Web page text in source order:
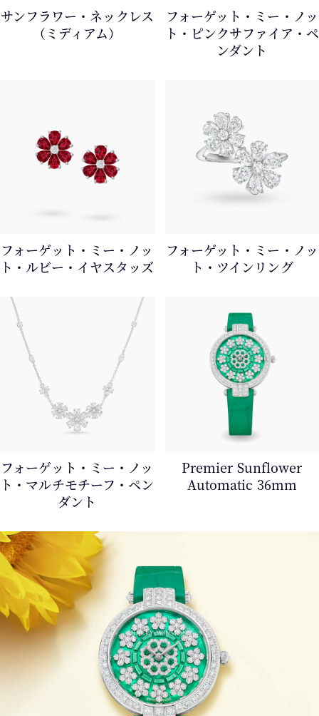
サンフラワー・ネックレス
（ミディアム）
フォーゲット・ミー・ノッ
ト・ピンクサファイア・ペ
ンダント
フォーゲット・ミー・ノッ
ト・ルビー・イヤスタッズ
フォーゲット・ミー・ノッ
ト・ツインリング
フォーゲット・ミー・ノッ
ト・マルチモチーフ・ペン
ダント
Premier Sunflower
Automatic 36mm